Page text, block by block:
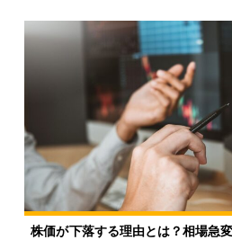
株価が下落する理由とは？相場急